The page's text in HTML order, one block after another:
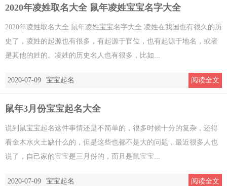
2020年凌姓取名大全 鼠年凌姓宝宝名字大全
2020年凌姓取名大全 鼠年凌姓宝宝名字大全 凌姓在我国也有很久的历
史了，凌姓的起源也有很多，有起源于官位，也有起源于地名，或者
是其他的姓的。凌姓的历史名人也有很多，比如...
2020-07-09 宝宝起名 阅读全文
鼠年3月份宝宝起名大全
说到鼠宝宝起名这件事情还是不简单的，很多时候十分的复杂，还得
看金木水火土缺什么的，但是这些也都不是大的问题，最近很多人也
说了，自己家的宝宝是三月份的，而且是鼠宝宝...
2020-07-09 宝宝起名 阅读全文